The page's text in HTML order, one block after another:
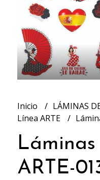
Inicio
LÁMINAS
Línea ARTE
ARTE-